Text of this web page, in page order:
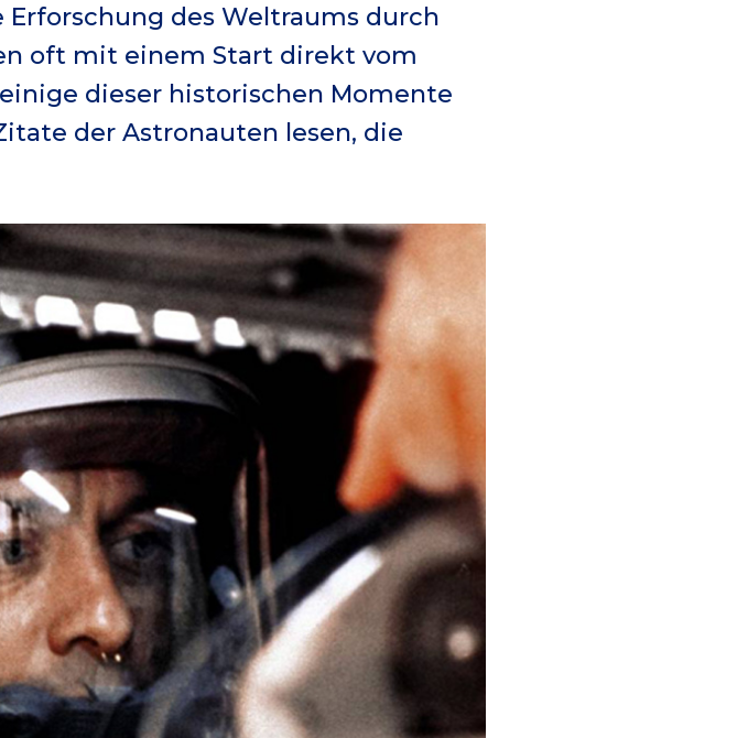
des Weltraums durch
oft mit einem Start direkt vom
dieser historischen Momente
der Astronauten lesen, die